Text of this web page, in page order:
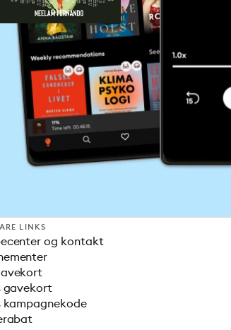
LINKS
og kontakt
gavekort
kampagnekode